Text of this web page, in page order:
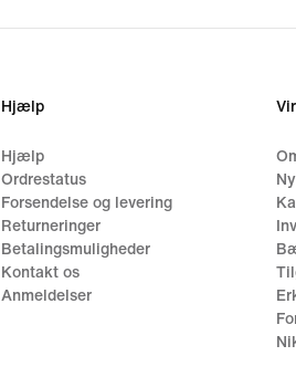
Hjælp
Hjælp
Ordrestatus
Forsendelse og levering
Returneringer
Betalingsmuligheder
Kontakt os
Anmeldelser